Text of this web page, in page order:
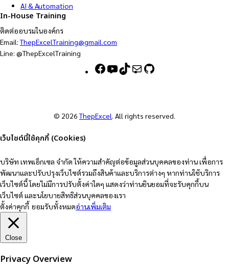
AI & Automation
In-House Training
ติดต่ออบรมในองค์กร
Email:ThepExcelTraining@gmail.com
Line: @ThepExcelTraining
F
Y
u
T
o
M
© 2026ThepExcel. All rights reserved.
เว็บไซต์นี้ใช้คุกกี้ (Cookies)
บริษัท เทพเอ็กเซล จำกัด ให้ความสำคัญต่อข้อมูลส่วนบุคคลของท่าน เพื่อการ
พัฒนาและปรับปรุงเว็บไซต์รวมถึงสินค้าและบริการต่างๆ หากท่านใช้บริการ
เว็บไซต์นี้ โดยไม่มีการปรับตั้งค่าใดๆ แสดงว่าท่านยินยอมที่จะรับคุกกี้บน
เว็บไซต์ และนโยบายสิทธิส่วนบุคคลของเรา
ตั้งค่าคุกกี้ ยอมรับทั้งหมดอ่านเพิ่มเติม
Close
Privacy Overview